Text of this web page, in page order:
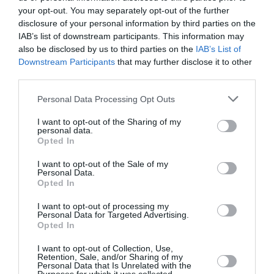
your opt-out. You may separately opt-out of the further
disclosure of your personal information by third parties on the
IAB’s list of downstream participants. This information may
also be disclosed by us to third parties on the IAB’s List of
Downstream Participants that may further disclose it to other
Personal Data Processing Opt Outs
I want to opt-out of the Sharing of my
personal data.
Opted In
I want to opt-out of the Sale of my
Personal Data.
Opted In
I want to opt-out of processing my
Personal Data for Targeted Advertising.
Opted In
I want to opt-out of Collection, Use,
Retention, Sale, and/or Sharing of my
Personal Data that Is Unrelated with the
Newsletter
Κάθε βδομάδα στο e-mail σας τα τελευταία νέα για
την Τέχνη και τον Πολιτισμό!
Σχετικά Άρθρα